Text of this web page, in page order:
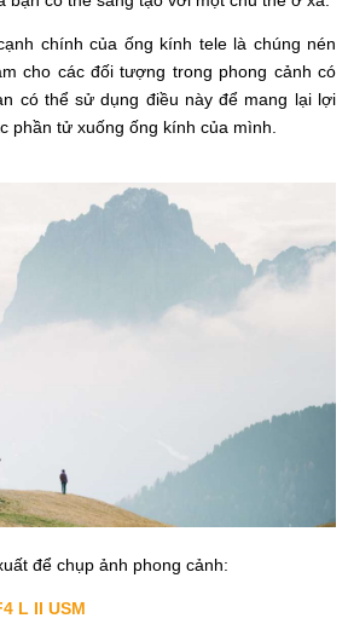
chính của ống kính tele là chúng nén
cho các đối tượng trong phong cảnh có
có thể sử dụng điều này để mang lại lợi
phần tử xuống ống kính của mình.
để chụp ảnh phong cảnh:
L II USM